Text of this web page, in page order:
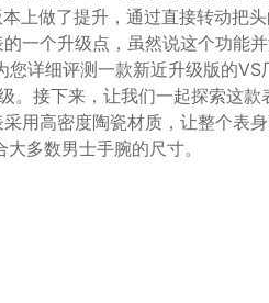
上做了提升，通过直接转动把
一个升级点，虽然说这个功能
详细评测一款新近升级版的VS
。接下来，让我们一起探索这款
用高密度陶瓷材质，让整个表
多数男士手腕的尺寸。